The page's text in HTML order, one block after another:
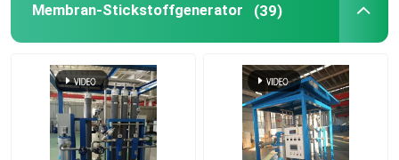
Membran-Stickstoffgenerator (39)